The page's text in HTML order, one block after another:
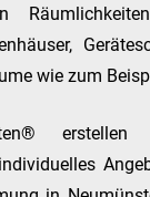
wie zum